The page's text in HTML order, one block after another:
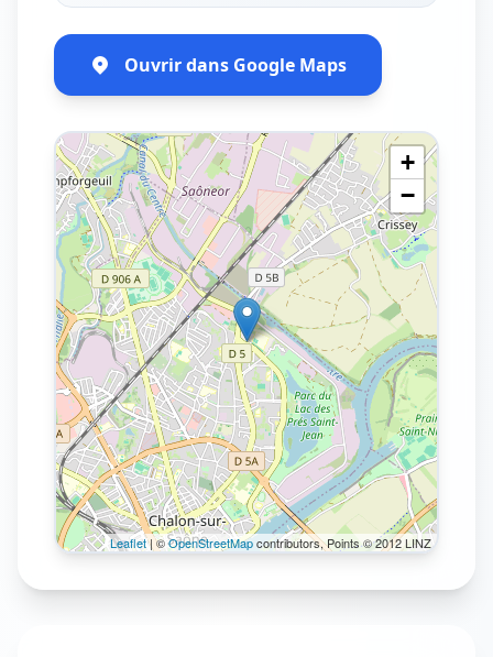
Ouvrir dans Google Maps
+
−
Leaflet| ©OpenStreetMapcontributors, Points © 2012 LINZ